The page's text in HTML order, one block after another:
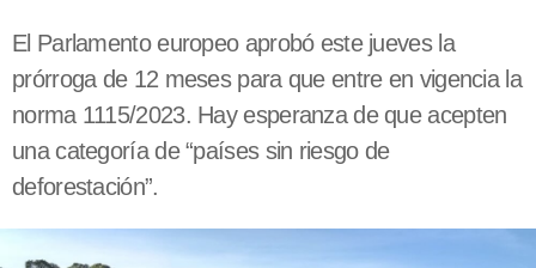
El Parlamento europeo aprobó este jueves la
prórroga de 12 meses para que entre en vigencia la
norma 1115/2023. Hay esperanza de que acepten
una categoría de “países sin riesgo de
deforestación”.